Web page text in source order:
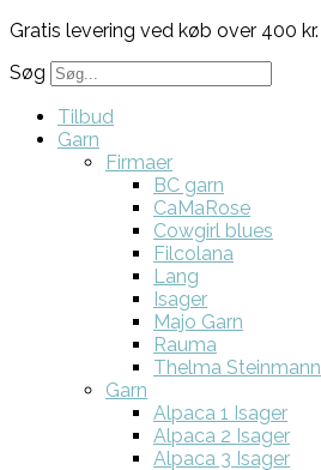
Gratis levering ved køb over 400 kr.
Søg
Tilbud
Garn
Firmaer
BC garn
CaMaRose
Cowgirl blues
Filcolana
Lang
Isager
Majo Garn
Rauma
Thelma Steinmann
Garn
Alpaca 1 Isager
Alpaca 2 Isager
Alpaca 3 Isager